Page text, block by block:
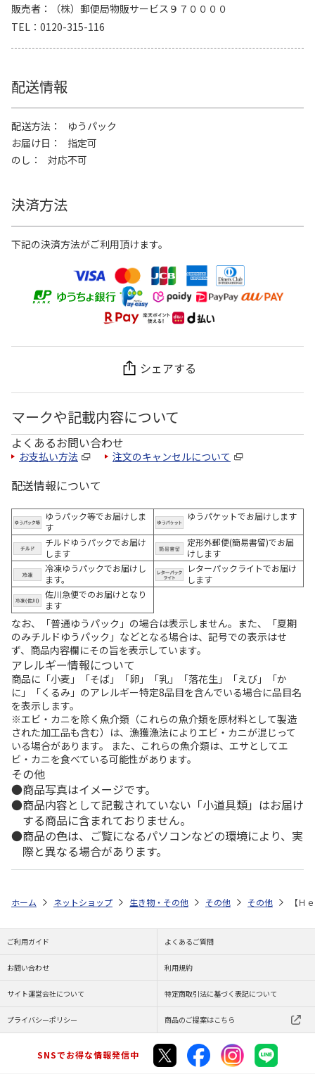
販売者
（株）郵便局物販サービス９７００００
TEL
0120-315-116
配送情報
配送方法
ゆうパック
お届け日
指定可
のし
対応不可
決済方法
下記の決済方法がご利用頂けます。
シェアする
マークや記載内容について
よくあるお問い合わせ
お支払い方法 注文のキャンセルについて
配送情報について
ゆうパック等でお届けしま
す
ゆうパケットでお届けします
チルドゆうパックでお届け
します
定形外郵便(簡易書留)でお届
けします
冷凍ゆうパックでお届けし
ます。
レターパックライトでお届け
します
佐川急便でのお届けとなり
ます
なお、「普通ゆうパック」の場合は表示しません。また、「夏期
のみチルドゆうパック」などとなる場合は、記号での表示はせ
ず、商品内容欄にその旨を表示しています。
アレルギー情報について
商品に「小麦」「そば」「卵」「乳」「落花生」「えび」「か
に」「くるみ」のアレルギー特定8品目を含んでいる場合に品目名
を表示します。
※エビ・カニを除く魚介類（これらの魚介類を原材料として製造
された加工品も含む）は、漁獲漁法によりエビ・カニが混じって
いる場合があります。 また、これらの魚介類は、エサとしてエ
ビ・カニを食べている可能性があります。
その他
商品写真はイメージです。
商品内容として記載されていない「小道具類」はお届け
する商品に含まれておりません。
商品の色は、ご覧になるパソコンなどの環境により、実
際と異なる場合があります。
ホーム ネットショップ 生き物・その他 その他 その他 【Ｈ
ご利用ガイド よくあるご質問
お問い合わせ 利用規約
サイト運営会社について 特定商取引法に基づく表記について
プライバシーポリシー 商品のご提案はこちら
SNSでお得な情報発信中